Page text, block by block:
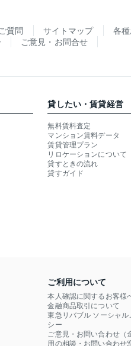
質問 サイトマップ
各
ご意見・お問合せ
貸したい・賃貸経営
無料賃料査定
マンション賃料データ
賃貸管理プラン
リロケーションについて
貸すときの流れ
貸すガイド
ご利用について
本人確認に関するお客様
金融商品取引について
東急リバブル ソーシャル
シー
ご意見・お問い合わせ（
用の相談・お問い合わせ